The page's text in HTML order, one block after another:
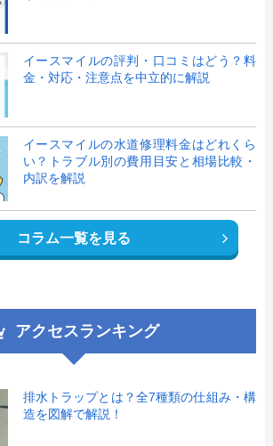
イースマイルの評判・口コミはどう？料
金・対応・注意点を中立的に解説
イースマイルの水道修理料金はどれくら
い？トラブル別の費用目安と相場比較・
内訳を解説
コラム一覧を見る
アクセスランキング
排水トラップとは？全7種類の仕組み・構
造を図解で解説！